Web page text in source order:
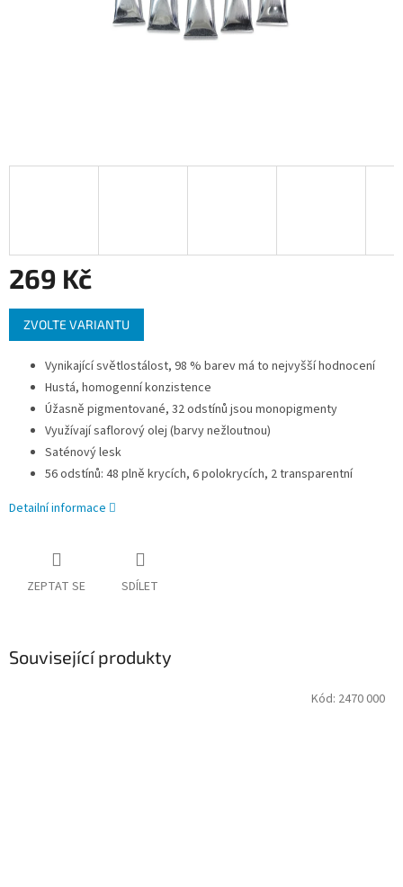
269 Kč
Měrná
cena:
ZVOLTE VARIANTU
Vynikající světlostálost, 98 % barev má to nejvyšší hodnocení
Hustá, homogenní konzistence
Úžasně pigmentované, 32 odstínů jsou monopigmenty
Využívají saflorový olej (barvy nežloutnou)
Saténový lesk
56 odstínů: 48 plně krycích, 6 polokrycích, 2 transparentní
Detailní informace
ZEPTAT SE SDÍLET
Související produkty
Kód: 2470 000